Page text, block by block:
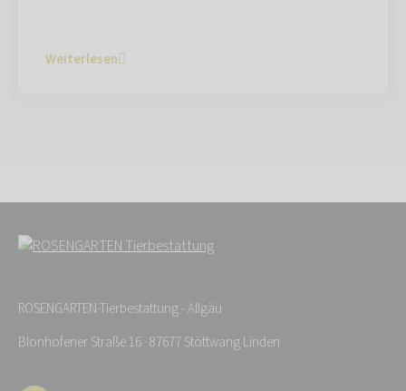
Weiterlesen
ROSENGARTEN-Tierbestattung - Allgäu
Blonhofener Straße 16 · 87677 Stöttwang Linden